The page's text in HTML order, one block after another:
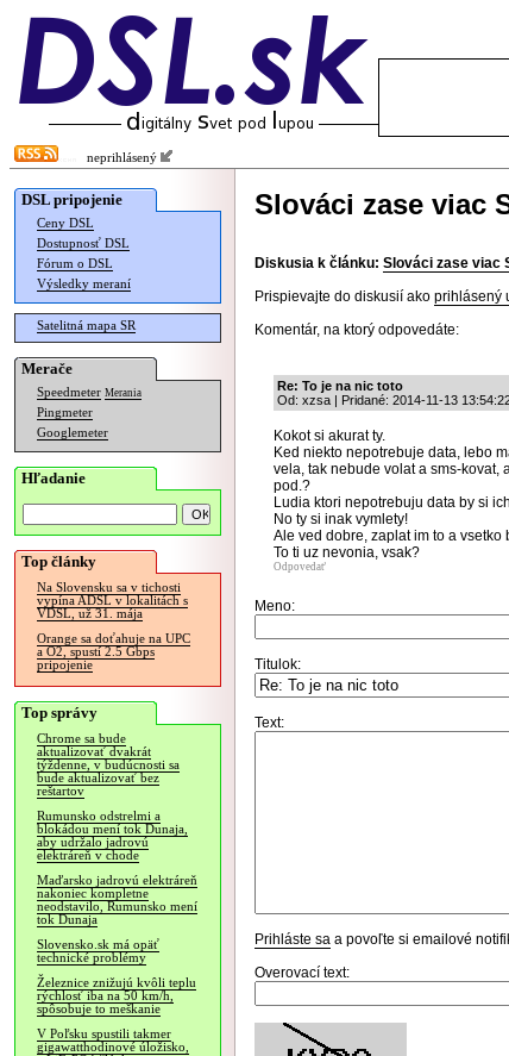
neprihlásený
DSL pripojenie
Ceny DSL
Dostupnosť DSL
Fórum o DSL
Výsledky meraní
Satelitná mapa SR
Merače
Speedmeter Merania
Pingmeter
Googlemeter
Hľadanie
Top články
Na Slovensku sa v tichosti
vypína ADSL v lokalitách s
VDSL, už 31. mája
Orange sa doťahuje na UPC
a O2, spustí 2.5 Gbps
pripojenie
Top správy
Chrome sa bude
aktualizovať dvakrát
týždenne, v budúcnosti sa
bude aktualizovať bez
reštartov
Rumunsko odstrelmi a
blokádou mení tok Dunaja,
aby udržalo jadrovú
elektráreň v chode
Maďarsko jadrovú elektráreň
nakoniec kompletne
neodstavilo, Rumunsko mení
tok Dunaja
Slovensko.sk má opäť
technické problémy
Železnice znižujú kvôli teplu
rýchlosť iba na 50 km/h,
spôsobuje to meškanie
V Poľsku spustili takmer
gigawatthodinové úložisko,
Slováci zase viac
Diskusia k článku: Slováci zase viac
Prispievajte do diskusií ako prihlásený
Komentár, na ktorý odpovedáte:
Re: To je na nic toto
Od: xzsa | Pridané: 2014-11-13
Kokot si akurat ty.
Ked niekto nepotrebuje data, lebo
vela, tak nebude volat a sms-kovat,
pod.?
Ludia ktori nepotrebuju data by si
No ty si inak vymlety!
Ale ved dobre, zaplat im to a vsetko
To ti uz nevonia, vsak?
Odpovedať
Meno:
Titulok:
Text:
Prihláste sa a povoľte si emailové
Overovací text: